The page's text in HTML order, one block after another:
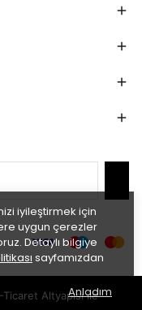
iyileştirmek için
uygun çerezler
Detaylı bilgiye
sayfamızdan
Anladım
Ticaret Altyapısı ile